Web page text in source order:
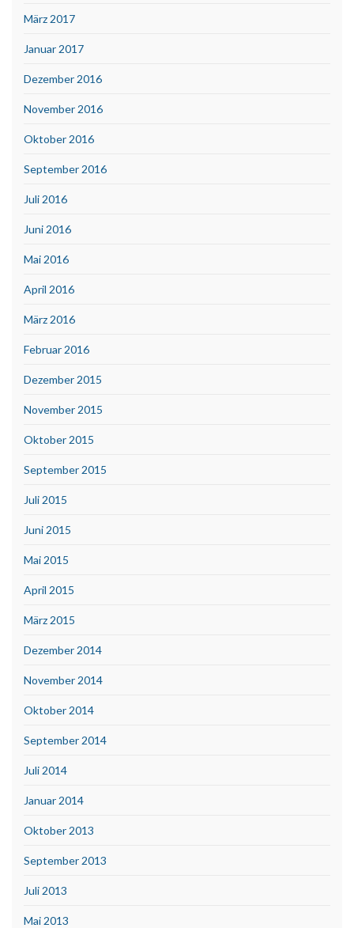
März 2017
Januar 2017
Dezember 2016
November 2016
Oktober 2016
September 2016
Juli 2016
Juni 2016
Mai 2016
April 2016
März 2016
Februar 2016
Dezember 2015
November 2015
Oktober 2015
September 2015
Juli 2015
Juni 2015
Mai 2015
April 2015
März 2015
Dezember 2014
November 2014
Oktober 2014
September 2014
Juli 2014
Januar 2014
Oktober 2013
September 2013
Juli 2013
Mai 2013